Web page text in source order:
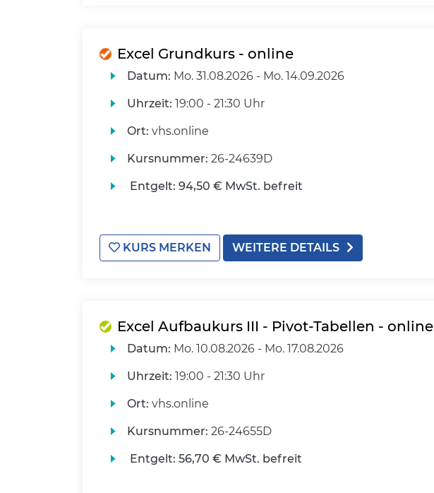
Excel Grundkurs - online
Datum: Mo. 31.08.2026 - Mo. 14.09.2026
Uhrzeit: 19:00 - 21:30 Uhr
Ort: vhs.online
Kursnummer: 26-24639D
Entgelt: 94,50 € MwSt. befreit
KURS MERKEN WEITERE DETAILS
Excel Aufbaukurs III - Pivot-Tabellen - online
Datum: Mo. 10.08.2026 - Mo. 17.08.2026
Uhrzeit: 19:00 - 21:30 Uhr
Ort: vhs.online
Kursnummer: 26-24655D
Entgelt: 56,70 € MwSt. befreit